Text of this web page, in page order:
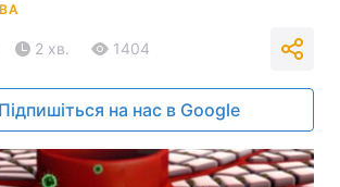
2 хв. 1404
Підпишіться на нас в Google